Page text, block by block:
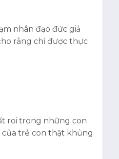
nhân đạo đức giả
rằng chỉ được thực
roi trong những con
của trẻ con thật khủng